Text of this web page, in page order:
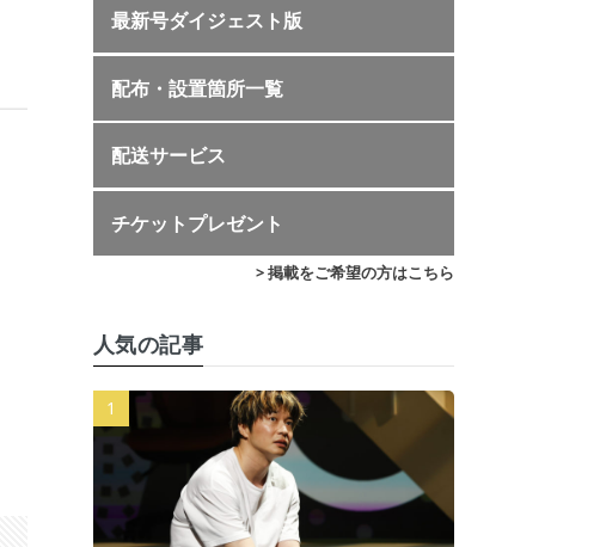
最新号ダイジェスト版
配布・設置箇所一覧
配送サービス
チケットプレゼント
> 掲載をご希望の方はこちら
人気の記事